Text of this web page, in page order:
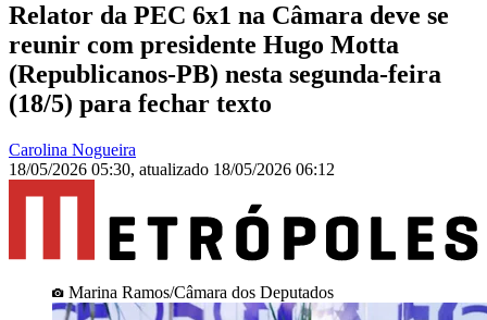
Relator da PEC 6x1 na Câmara deve se
reunir com presidente Hugo Motta
(Republicanos-PB) nesta segunda-feira
(18/5) para fechar texto
Carolina Nogueira
18/05/2026 05:30, atualizado 18/05/2026 06:12
Marina Ramos/Câmara dos Deputados